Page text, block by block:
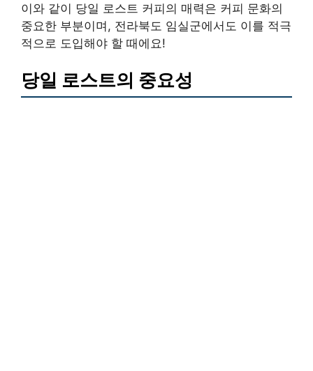
이와 같이 당일 로스트 커피의 매력은 커피 문화의
중요한 부분이며, 전라북도 임실군에서도 이를 적극
적으로 도입해야 할 때에요!
당일 로스트의 중요성